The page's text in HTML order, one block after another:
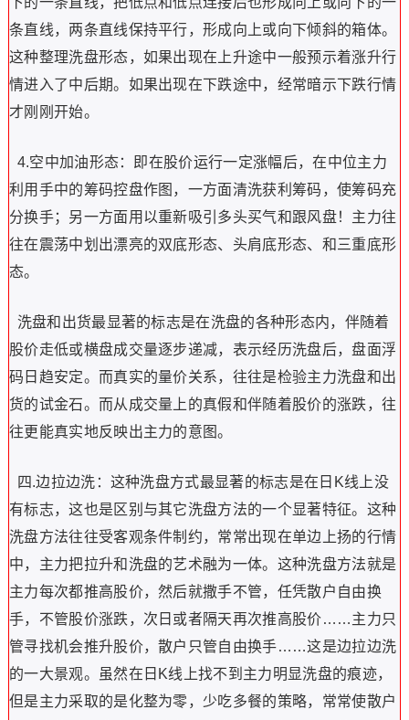
条直线，两条直线保持平行，形成向上或向下倾斜的箱体。
这种整理洗盘形态，如果出现在上升途中一般预示着涨升行
情进入了中后期。如果出现在下跌途中，经常暗示下跌行情
才刚刚开始。
4.空中加油形态：即在股价运行一定涨幅后，在中位主力
利用手中的筹码控盘作图，一方面清洗获利筹码，使筹码充
分换手；另一方面用以重新吸引多头买气和跟风盘！主力往
往在震荡中划出漂亮的双底形态、头肩底形态、和三重底形
态。
洗盘和出货最显著的标志是在洗盘的各种形态内，伴随着
股价走低或横盘成交量逐步递减，表示经历洗盘后，盘面浮
码日趋安定。而真实的量价关系，往往是检验主力洗盘和出
货的试金石。而从成交量上的真假和伴随着股价的涨跌，往
往更能真实地反映出主力的意图。
四.边拉边洗：这种洗盘方式最显著的标志是在日K线上没
有标志，这也是区别与其它洗盘方法的一个显著特征。这种
洗盘方法往往受客观条件制约，常常出现在单边上扬的行情
中，主力把拉升和洗盘的艺术融为一体。这种洗盘方法就是
主力每次都推高股价，然后就撒手不管，任凭散户自由换
手，不管股价涨跌，次日或者隔天再次推高股价……主力只
管寻找机会推升股价，散户只管自由换手……这是边拉边洗
的一大景观。虽然在日K线上找不到主力明显洗盘的痕迹，
但是主力采取的是化整为零，少吃多餐的策略，常常使散户